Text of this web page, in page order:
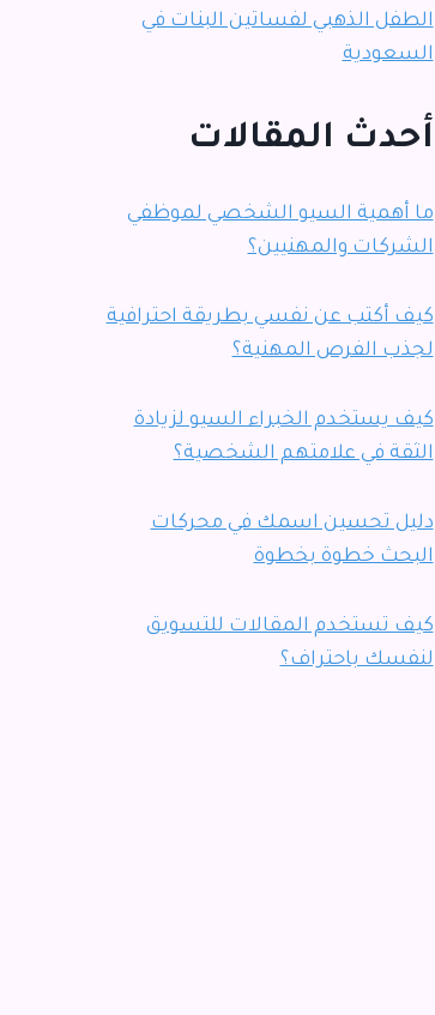
الطفل الذهبي لفساتين البنات في
السعودية
أحدث المقالات
ما أهمية السيو الشخصي لموظفي
الشركات والمهنيين؟
كيف أكتب عن نفسي بطريقة احترافية
لجذب الفرص المهنية؟
كيف يستخدم الخبراء السيو لزيادة
الثقة في علامتهم الشخصية؟
دليل تحسين اسمك في محركات
البحث خطوة بخطوة
كيف تستخدم المقالات للتسويق
لنفسك باحتراف؟